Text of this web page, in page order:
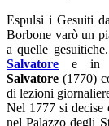
Espulsi i Gesuiti
Borbone varò un
a quelle
Salvatore e in
Salvatore (1770)
di lezioni
Nel 1777 si decise
nel Palazzo degli